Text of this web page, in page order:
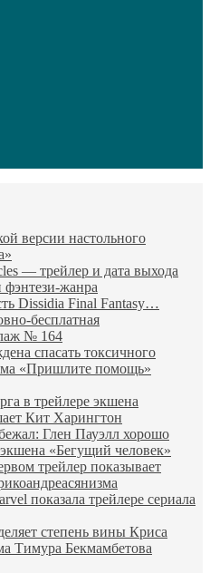
версии настольного
— трейлер и дата выхода
фэнтези-жанра
Dissidia Final Fantasy…
бесплатная
№ 164
спасать токсичного
«Пришлите помощь»
в трейлере экшена
Кит Харингтон
Глен Пауэлл хорошо
«Бегущий человек»
трейлер показывает
показала трейлере сериала
степень вины Криса
Тимура Бекмамбетова